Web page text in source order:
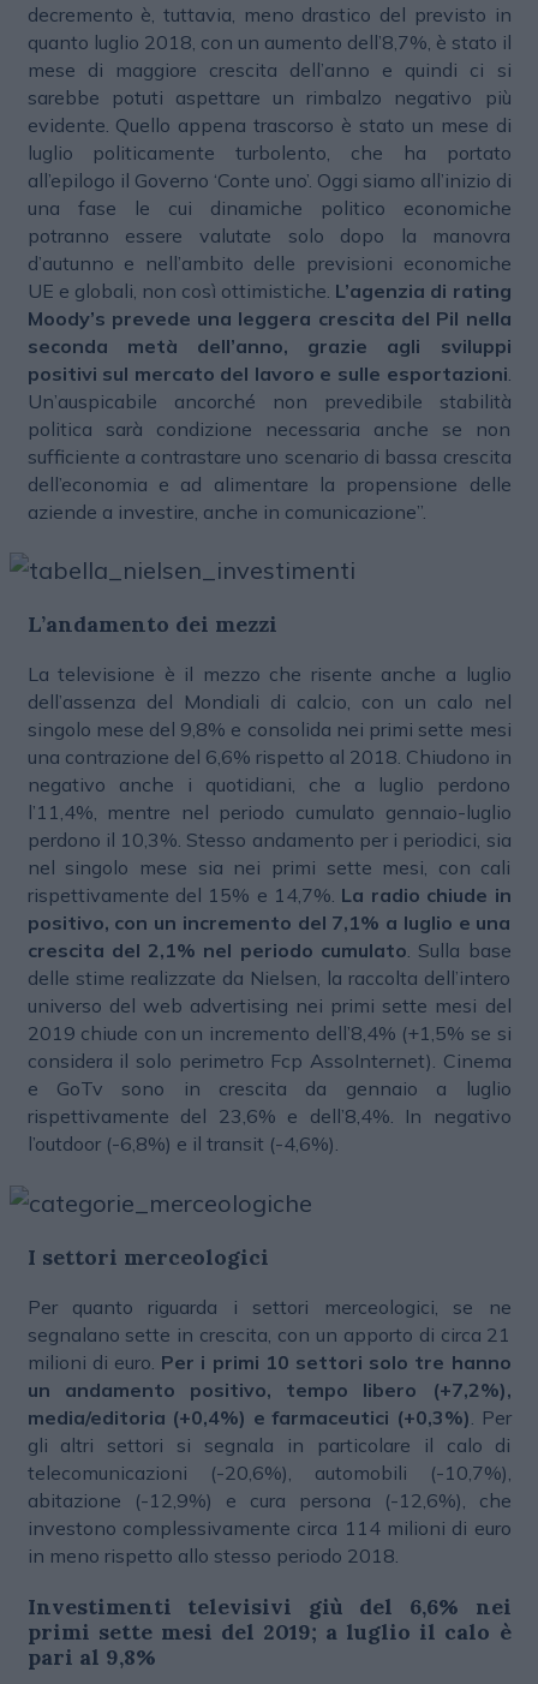
decremento è, tuttavia, meno drastico del previsto in
quanto luglio 2018, con un aumento dell’8,7%, è stato il
mese di maggiore crescita dell’anno e quindi ci si
sarebbe potuti aspettare un rimbalzo negativo più
evidente. Quello appena trascorso è stato un mese di
luglio politicamente turbolento, che ha portato
all’epilogo il Governo ‘Conte uno’. Oggi siamo all’inizio di
una fase le cui dinamiche politico economiche
potranno essere valutate solo dopo la manovra
d’autunno e nell’ambito delle previsioni economiche
UE e globali, non così ottimistiche. L’agenzia di rating
Moody’s prevede una leggera crescita del Pil nella
seconda metà dell’anno, grazie agli sviluppi
positivi sul mercato del lavoro e sulle esportazioni
Un’auspicabile ancorché non prevedibile stabilità
politica sarà condizione necessaria anche se non
sufficiente a contrastare uno scenario di bassa crescita
dell’economia e ad alimentare la propensione delle
aziende a investire, anche in comunicazione”.
L’andamento dei mezzi
La televisione è il mezzo che risente anche a luglio
dell’assenza del Mondiali di calcio, con un calo nel
singolo mese del 9,8% e consolida nei primi sette mesi
una contrazione del 6,6% rispetto al 2018. Chiudono in
negativo anche i quotidiani, che a luglio perdono
l’11,4%, mentre nel periodo cumulato gennaio-luglio
perdono il 10,3%. Stesso andamento per i periodici, sia
nel singolo mese sia nei primi sette mesi, con cali
rispettivamente del 15% e 14,7%. La radio chiude in
positivo, con un incremento del 7,1% a luglio e una
crescita del 2,1% nel periodo cumulato. Sulla base
delle stime realizzate da Nielsen, la raccolta dell’intero
universo del web advertising nei primi sette mesi del
2019 chiude con un incremento dell’8,4% (+1,5% se si
considera il solo perimetro Fcp AssoInternet). Cinema
e GoTv sono in crescita da gennaio a luglio
rispettivamente del 23,6% e dell’8,4%. In negativo
l’outdoor (-6,8%) e il transit (-4,6%).
I settori merceologici
Per quanto riguarda i settori merceologici, se ne
segnalano sette in crescita, con un apporto di circa 21
milioni di euro. Per i primi 10 settori solo tre hanno
un andamento positivo, tempo libero (+7,2%),
media/editoria (+0,4%) e farmaceutici (+0,3%) . Per
gli altri settori si segnala in particolare il calo di
telecomunicazioni (-20,6%), automobili (-10,7%),
abitazione (-12,9%) e cura persona (-12,6%), che
investono complessivamente circa 114 milioni di euro
in meno rispetto allo stesso periodo 2018.
Investimenti televisivi giù del 6,6% nei
primi sette mesi del 2019; a luglio il calo è
pari al 9,8%